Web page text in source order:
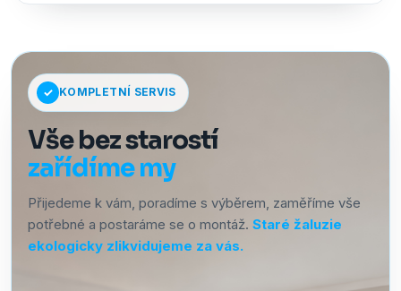
KOMPLETNÍ SERVIS
Vše bez starostí
zařídíme my
Přijedeme k vám, poradíme s výběrem, zaměříme vše
potřebné a postaráme se o montáž. Staré žaluzie
ekologicky zlikvidujeme za vás.